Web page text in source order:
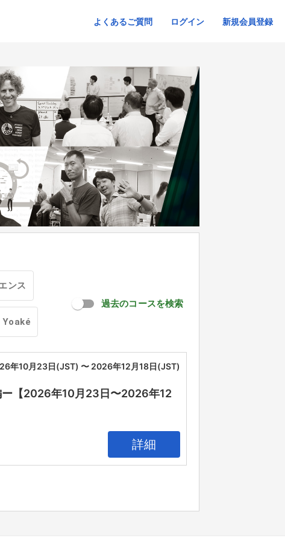
よくあるご質問 ログイン 新規会員登録
ンス
過去のコースを検索
年10月23日(JST) 〜 2026年12月18日(JST)
ー【2026年10月23日〜2026年12
詳細